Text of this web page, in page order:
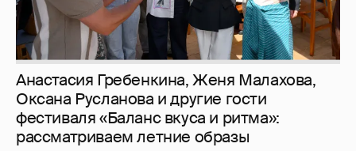
Анастасия Гребенкина, Женя Малахова,
Оксана Русланова и другие гости
фестиваля «Баланс вкуса и ритма»:
рассматриваем летние образы